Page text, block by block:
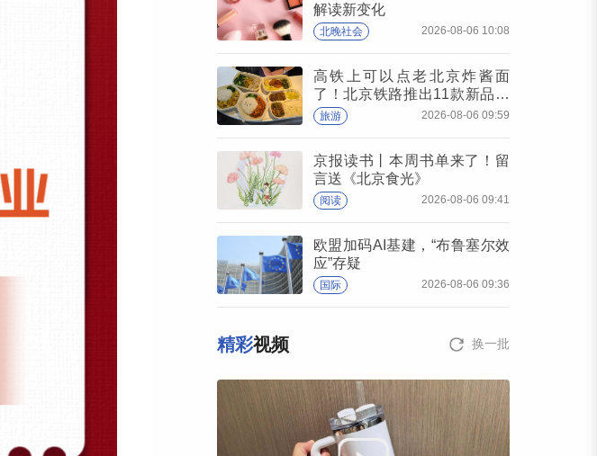
解读新变化
北晚社会 2026-08-06 10:08
高铁上可以点老北京炸酱面
了！北京铁路推出11款新品高
铁餐
旅游 2026-08-06 09:59
京报读书丨本周书单来了！留
言送《北京食光》
阅读 2026-08-06 09:41
欧盟加码AI基建，“布鲁塞尔效
应”存疑
国际 2026-08-06 09:36
精彩视频 换一批